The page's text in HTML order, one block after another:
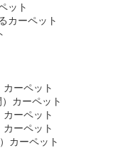
ット
カーペット
ーペット
カーペット
ーペット
ーペット
カーペット